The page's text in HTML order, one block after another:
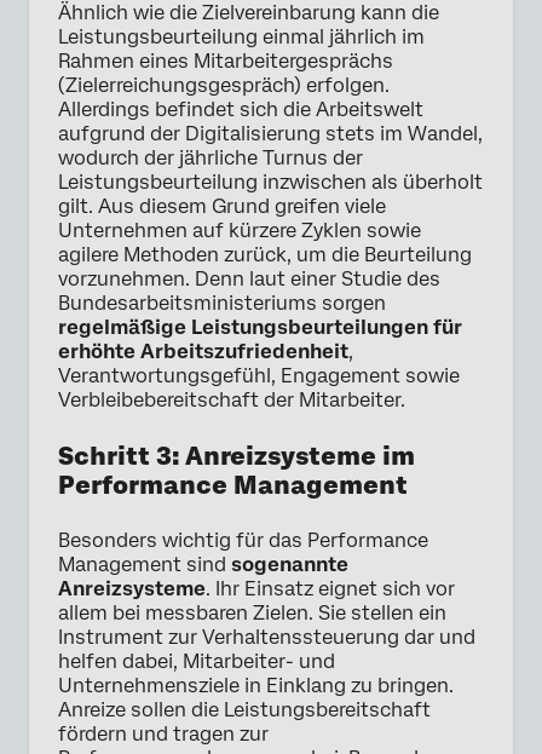
Ähnlich wie die Zielvereinbarung kann die
Leistungsbeurteilung einmal jährlich im
Rahmen eines Mitarbeitergesprächs
(Zielerreichungsgespräch) erfolgen.
Allerdings befindet sich die Arbeitswelt
aufgrund der Digitalisierung stets im Wandel,
wodurch der jährliche Turnus der
Leistungsbeurteilung inzwischen als überholt
gilt. Aus diesem Grund greifen viele
Unternehmen auf kürzere Zyklen sowie
agilere Methoden zurück, um die Beurteilung
vorzunehmen. Denn laut einer Studie des
Bundesarbeitsministeriums sorgen
regelmäßige Leistungsbeurteilungen für
erhöhte Arbeitszufriedenheit,
Verantwortungsgefühl, Engagement sowie
Verbleibebereitschaft der Mitarbeiter.
Schritt 3: Anreizsysteme im
Performance Management
Besonders wichtig für das Performance
Management sind sogenannte
Anreizsysteme. Ihr Einsatz eignet sich vor
allem bei messbaren Zielen. Sie stellen ein
Instrument zur Verhaltenssteuerung dar und
helfen dabei, Mitarbeiter- und
Unternehmensziele in Einklang zu bringen.
Anreize sollen die Leistungsbereitschaft
fördern und tragen zur